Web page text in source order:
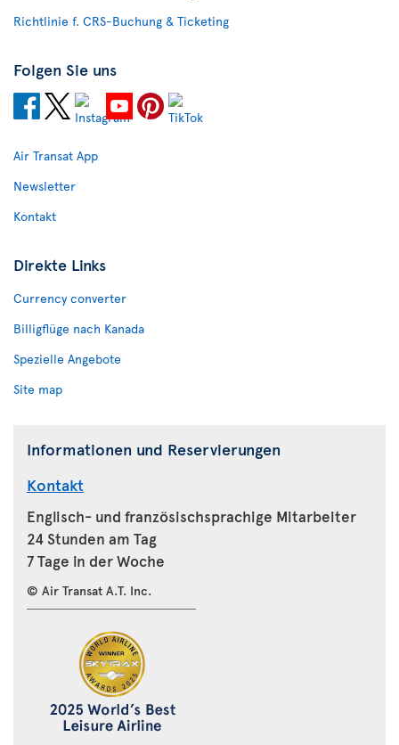
Richtlinie f. CRS-Buchung & Ticketing
Folgen Sie uns
Air Transat App
Newsletter
Kontakt
Direkte Links
Currency converter
Billigflüge nach Kanada
Spezielle Angebote
Site map
Informationen und Reservierungen
Kontakt
Englisch- und französischsprachige Mitarbeiter
24 Stunden am Tag
7 Tage in der Woche
© Air Transat A.T. Inc.